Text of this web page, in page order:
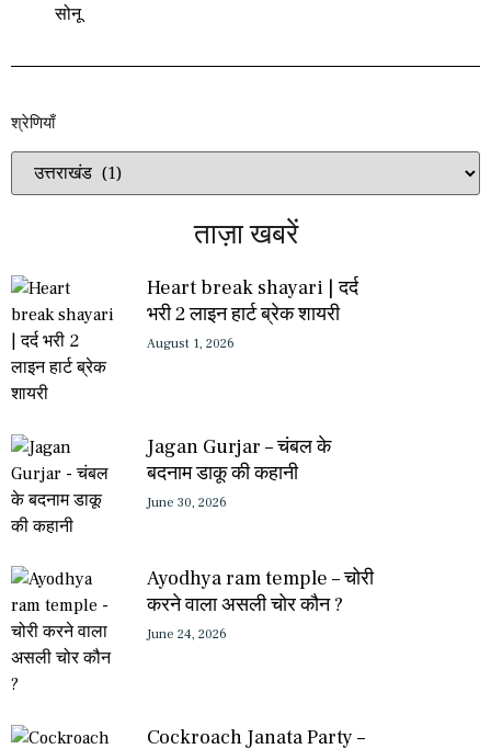
सोनू
श्रेणियाँ​​
ताज़ा खबरें
Heart break shayari | दर्द
भरी 2 लाइन हार्ट ब्रेक शायरी
August 1, 2026
Jagan Gurjar – चंबल के
बदनाम डाकू की कहानी
June 30, 2026
Ayodhya ram temple – चोरी
करने वाला असली चोर कौन ?
June 24, 2026
Cockroach Janata Party –